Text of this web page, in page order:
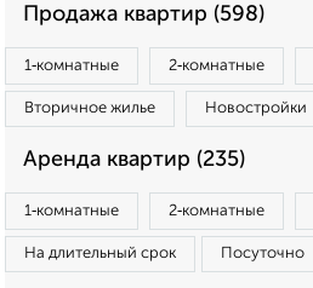
Продажа квартир (598)
1‑комнатные 2‑комнатные
Вторичное жилье Новостройки
Аренда квартир (235)
1‑комнатные 2‑комнатные
На длительный срок Посуточно